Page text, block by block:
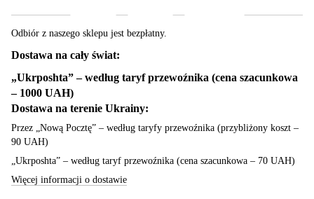
Odbiór z naszego sklepu jest bezpłatny.
Dostawa na cały świat:
„Ukrposhta” – według taryf przewoźnika (cena szacunkowa
– 1000 UAH)
Dostawa na terenie Ukrainy:
Przez „Nową Pocztę” – według taryfy przewoźnika (przybliżony koszt –
90 UAH)
„Ukrposhta” – według taryf przewoźnika (cena szacunkowa – 70 UAH)
Więcej informacji o dostawie